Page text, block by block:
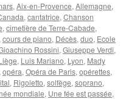
, Aix-en-Provence, Allemagne,
, cantatrice, Chanson
, cimetière de Terre-Cabade,
cours de piano, Décès, duo, Ecole
Rossini, Giuseppe Verdi,
, Luis Mariano, Lyon, Mady
opéra, Opéra de Paris, opérettes,
, Rigoletto, solfège, soprano,
mondiale, Une fée est passée,